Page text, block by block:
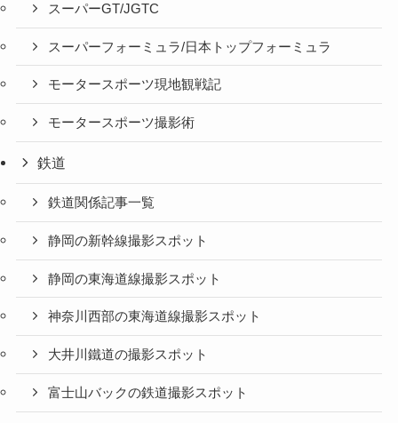
スーパーGT/JGTC
スーパーフォーミュラ/日本トップフォーミュラ
モータースポーツ現地観戦記
モータースポーツ撮影術
鉄道
鉄道関係記事一覧
静岡の新幹線撮影スポット
静岡の東海道線撮影スポット
神奈川西部の東海道線撮影スポット
大井川鐵道の撮影スポット
富士山バックの鉄道撮影スポット